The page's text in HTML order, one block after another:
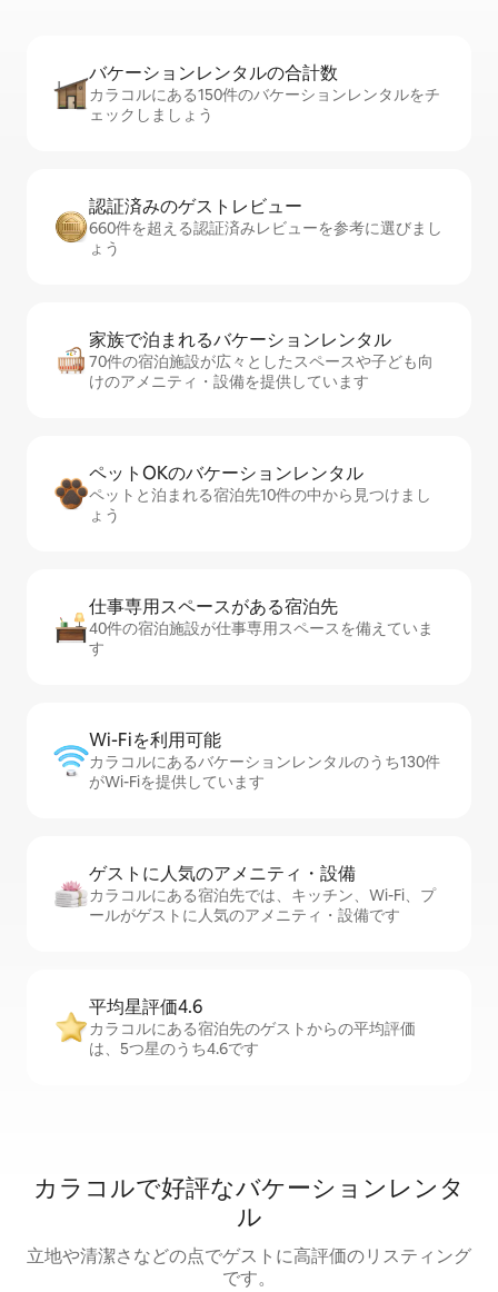
バケーションレ⁠ン⁠タ⁠ル⁠の合⁠計⁠数
カラコルにある150件のバケーションレンタルをチ
ェックしましょう
認証済みのゲ⁠ス⁠ト⁠レ⁠ビ⁠ュ⁠ー
660件を超える認証済みレビューを参考に選びまし
ょう
家族で泊まれるバ⁠ケ⁠ー⁠シ⁠ョ⁠ンレ⁠ン⁠タ⁠ル
70件の宿泊施設が広々としたスペースや子ども向
けのアメニティ・設備を提供しています
ペットOKのバ⁠ケ⁠ー⁠シ⁠ョ⁠ンレ⁠ン⁠タ⁠ル
ペットと泊まれる宿泊先10件の中から見つけまし
ょう
仕事専用ス⁠ペ⁠ー⁠スがあ⁠る宿⁠泊⁠先
40件の宿泊施設が仕事専用スペースを備えていま
す
Wi-Fiを利⁠用⁠可⁠能
カラコルにあるバケーションレンタルのうち130件
がWi-Fiを提供しています
ゲストに人⁠気⁠のア⁠メ⁠ニ⁠テ⁠ィ・設⁠備
カラコルにある宿泊先では、キッチン、Wi-Fi、プ
ールがゲストに人気のアメニティ・設備です
平均星評価4.6
カラコルにある宿泊先のゲストからの平均評価
は、5つ星のうち4.6です
カラコルで好評なバケーションレンタ
ル
立地や清潔さなどの点でゲストに高評価のリスティング
です。